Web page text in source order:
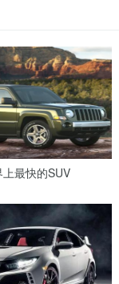
最快的SUV